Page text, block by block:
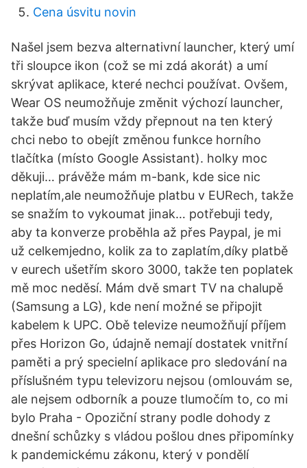
Cena úsvitu novin
Našel jsem bezva alternativní launcher, který umí
tři sloupce ikon (což se mi zdá akorát) a umí
skrývat aplikace, které nechci používat. Ovšem,
Wear OS neumožňuje změnit výchozí launcher,
takže buď musím vždy přepnout na ten který
chci nebo to obejít změnou funkce horního
tlačítka (místo Google Assistant). holky moc
děkuji… právěže mám m-bank, kde sice nic
neplatím,ale neumožňuje platbu v EURech, takže
se snažím to vykoumat jinak… potřebuji tedy,
aby ta konverze proběhla až přes Paypal, je mi
už celkemjedno, kolik za to zaplatím,díky platbě
v eurech ušetřím skoro 3000, takže ten poplatek
mě moc neděsí. Mám dvě smart TV na chalupě
(Samsung a LG), kde není možné se připojit
kabelem k UPC. Obě televize neumožňují příjem
přes Horizon Go, údajně nemají dostatek vnitřní
paměti a prý specielní aplikace pro sledování na
příslušném typu televizoru nejsou (omlouvám se,
ale nejsem odborník a pouze tlumočím to, co mi
bylo Praha - Opoziční strany podle dohody z
dnešní schůzky s vládou pošlou dnes připomínky
k pandemickému zákonu, který v pondělí